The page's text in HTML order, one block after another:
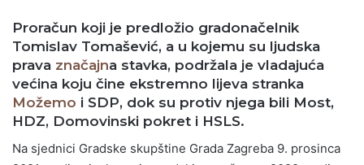
Proračun koji je predložio gradonačelnik
Tomislav Tomašević, a u kojemu su ljudska
prava značajna stavka, podržala je vladajuća
većina koju čine ekstremno lijeva stranka
Možemo i SDP, dok su protiv njega bili Most,
HDZ, Domovinski pokret i HSLS.
Na sjednici Gradske skupštine Grada Zagreba 9. prosinca